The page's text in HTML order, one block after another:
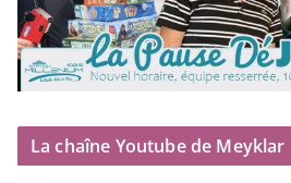
La chaîne Youtube de Meyklar